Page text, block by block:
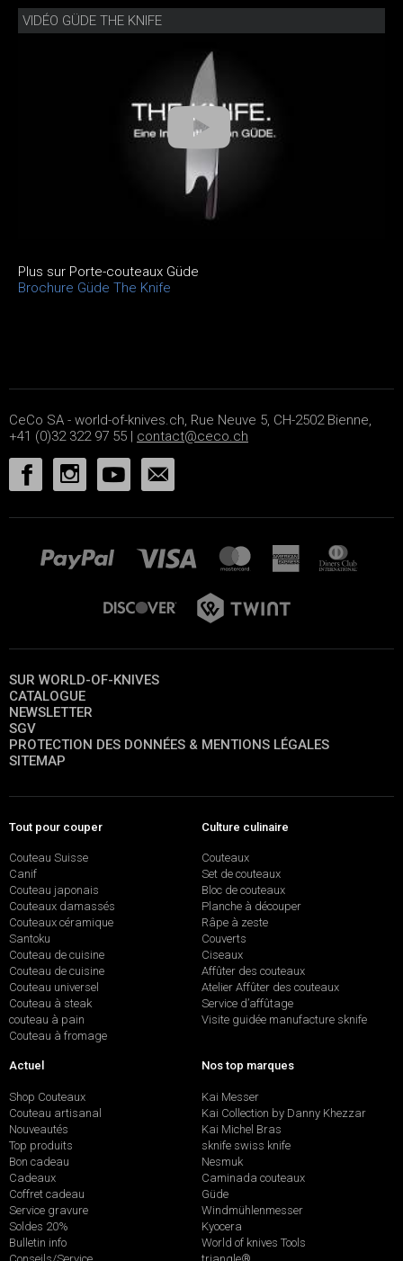
VIDÉO GÜDE THE KNIFE
Plus sur Porte-couteaux Güde
Brochure Güde The Knife
CeCo SA - world-of-knives.ch, Rue Neuve 5, CH-2502 Bienne,
+41 (0)32 322 97 55 | contact@ceco.ch
SUR WORLD-OF-KNIVES
CATALOGUE
NEWSLETTER
SGV
PROTECTION DES DONNÉES & MENTIONS LÉGALES
SITEMAP
Tout pour couper
Couteau Suisse
Canif
Couteau japonais
Couteaux damassés
Couteaux céramique
Santoku
Couteau de cuisine
Couteau de cuisine
Couteau universel
Couteau à steak
couteau à pain
Couteau à fromage
Culture culinaire
Couteaux
Set de couteaux
Bloc de couteaux
Planche à découper
Râpe à zeste
Couverts
Ciseaux
Affûter des couteaux
Atelier Affûter des couteaux
Service d’affûtage
Visite guidée manufacture sknife
Actuel
Shop Couteaux
Couteau artisanal
Nouveautés
Top produits
Bon cadeau
Cadeaux
Coffret cadeau
Service gravure
Soldes 20%
Bulletin info
Nos top marques
Kai Messer
Kai Collection by Danny Khezzar
Kai Michel Bras
sknife swiss knife
Nesmuk
Caminada couteaux
Güde
Windmühlenmesser
Kyocera
World of knives Tools